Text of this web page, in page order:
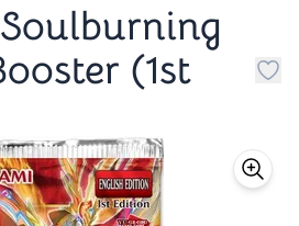
(1st